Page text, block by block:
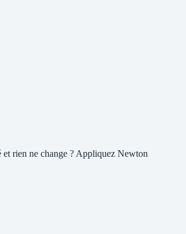
et rien ne change ? Appliquez Newton